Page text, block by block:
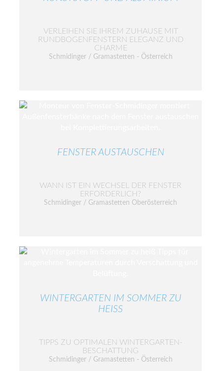
VERLEIHEN SIE IHREM ZUHAUSE MIT
RUNDBOGENFENSTERN ELEGANZ UND
CHARME
Schmidinger / Gramastetten - Österreich
FENSTER AUSTAUSCHEN
WANN IST EIN WECHSEL DER FENSTER
ERFORDERLICH?
Schmidinger / Gramastetten Oberösterreich
WINTERGARTEN IM SOMMER ZU
HEISS
TIPPS ZU OPTIMALEN WINTERGARTEN-
BESCHATTUNG
Schmidinger / Gramastetten - Österreich